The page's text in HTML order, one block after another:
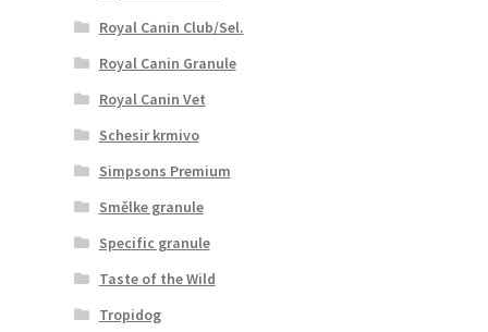
Royal Canin Club/Sel.
Royal Canin Granule
Royal Canin Vet
Schesir krmivo
Simpsons Premium
Smělke granule
Specific granule
Taste of the Wild
Tropidog